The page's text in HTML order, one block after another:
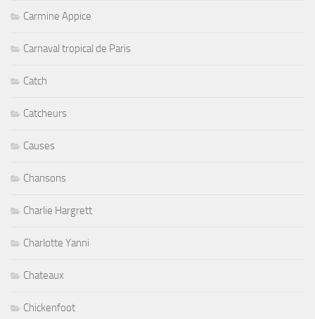
Carmine Appice
Carnaval tropical de Paris
Catch
Catcheurs
Causes
Chansons
Charlie Hargrett
Charlotte Yanni
Chateaux
Chickenfoot